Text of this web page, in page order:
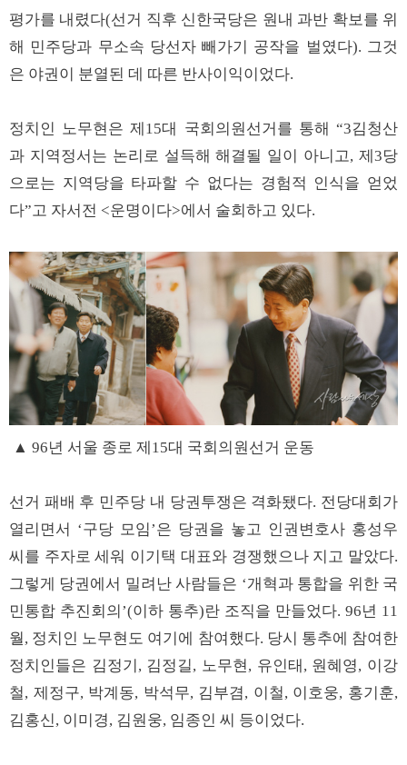
평가를 내렸다(선거 직후 신한국당은 원내 과반 확보를 위
해 민주당과 무소속 당선자 빼가기 공작을 벌였다). 그것
은 야권이 분열된 데 따른 반사이익이었다.
정치인 노무현은 제15대 국회의원선거를 통해 “3김청산
과 지역정서는 논리로 설득해 해결될 일이 아니고, 제3당
으로는 지역당을 타파할 수 없다는 경험적 인식을 얻었
다”고 자서전 <운명이다>에서 술회하고 있다.
▲ 96년 서울 종로 제15대 국회의원선거 운동
선거 패배 후 민주당 내 당권투쟁은 격화됐다. 전당대회가
열리면서 ‘구당 모임’은 당권을 놓고 인권변호사 홍성우
씨를 주자로 세워 이기택 대표와 경쟁했으나 지고 말았다.
그렇게 당권에서 밀려난 사람들은 ‘개혁과 통합을 위한 국
민통합 추진회의’(이하 통추)란 조직을 만들었다. 96년 11
월, 정치인 노무현도 여기에 참여했다. 당시 통추에 참여한
정치인들은 김정기, 김정길, 노무현, 유인태, 원혜영, 이강
철, 제정구, 박계동, 박석무, 김부겸, 이철, 이호웅, 홍기훈,
김홍신, 이미경, 김원웅, 임종인 씨 등이었다.